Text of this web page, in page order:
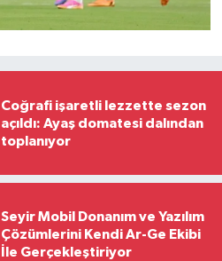
Coğrafi işaretli lezzette sezon
açıldı: Ayaş domatesi dalından
toplanıyor
Seyir Mobil Donanım ve Yazılım
Çözümlerini Kendi Ar-Ge Ekibi
İle Gerçekleştiriyor